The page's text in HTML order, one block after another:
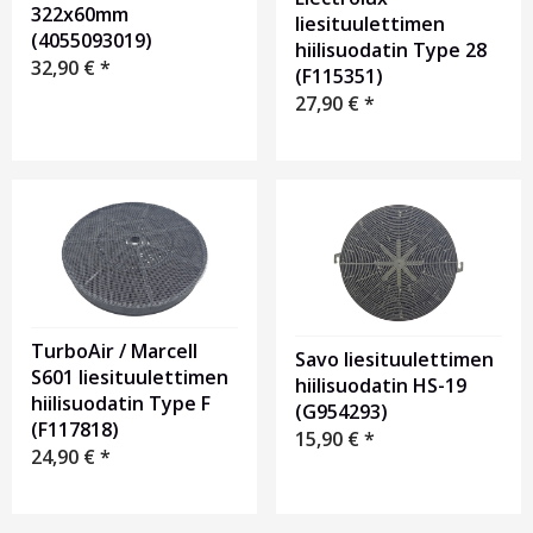
322x60mm
(4055093019)
32,90 €*
liesituulettimen
hiilisuodatin Type 28
(F115351)
27,90 €*
TurboAir / Marcell
S601 liesituulettimen
hiilisuodatin Type F
(F117818)
24,90 €*
Savo liesituulettimen
hiilisuodatin HS-19
(G954293)
15,90 €*